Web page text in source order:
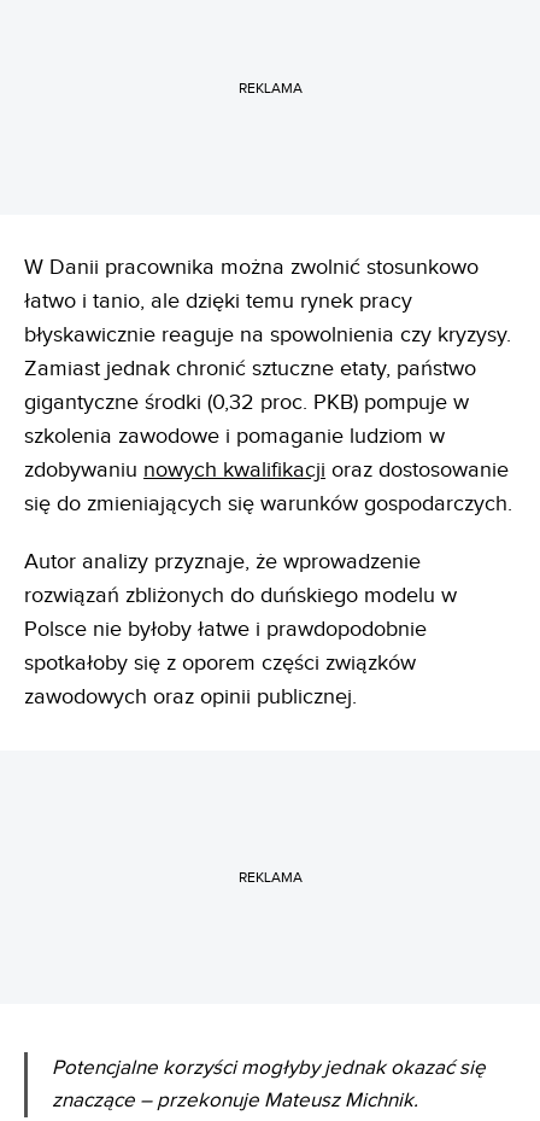
REKLAMA
W Danii pracownika można zwolnić stosunkowo
łatwo i tanio, ale dzięki temu rynek pracy
błyskawicznie reaguje na spowolnienia czy kryzysy.
Zamiast jednak chronić sztuczne etaty, państwo
gigantyczne środki (0,32 proc. PKB) pompuje w
szkolenia zawodowe i pomaganie ludziom w
zdobywaniu nowych kwalifikacji oraz dostosowanie
się do zmieniających się warunków gospodarczych.
Autor analizy przyznaje, że wprowadzenie
rozwiązań zbliżonych do duńskiego modelu w
Polsce nie byłoby łatwe i prawdopodobnie
spotkałoby się z oporem części związków
zawodowych oraz opinii publicznej.
REKLAMA
Potencjalne korzyści mogłyby jednak okazać się
znaczące –przekonuje Mateusz Michnik.